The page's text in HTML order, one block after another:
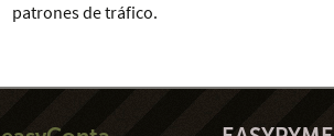
patrones de tráfico.